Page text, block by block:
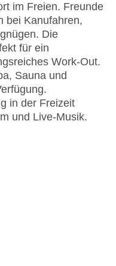
im Freien. Freunde
bei Kanufahren,
Die
für ein
Work-Out.
Sauna und
in der Freizeit
und Live-Musik.